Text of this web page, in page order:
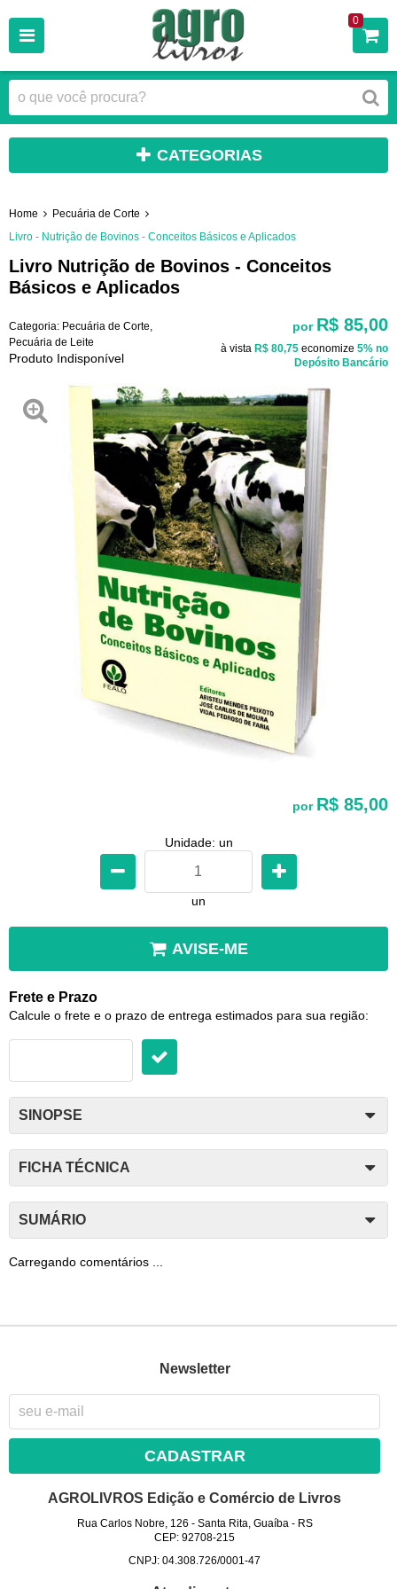
0
CATEGORIAS
Home
Pecuária de Corte
Livro - Nutrição de Bovinos - Conceitos Básicos e Aplicados
Livro Nutrição de Bovinos - Conceitos
Básicos e Aplicados
Categoria: Pecuária de Corte
Pecuária de Leite
Produto Indisponível
por R$ 85,00
à vista R$ 80,75 economize 5% no
Depósito Bancário
por R$ 85,00
Unidade: un
un
AVISE-ME
Frete e Prazo
Calcule o frete e o prazo de entrega estimados para sua região:
SINOPSE
FICHA TÉCNICA
SUMÁRIO
Carregando comentários ...
Newsletter
CADASTRAR
AGROLIVROS Edição e Comércio de Livros
Rua Carlos Nobre, 126 - Santa Rita, Guaíba- RS
CEP: 92708-215
CNPJ: 04.308.726/0001-47